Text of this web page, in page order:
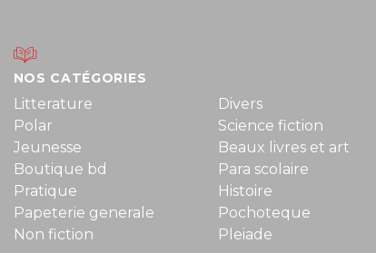
NOS CATÉGORIES
Litterature
Polar
Jeunesse
Boutique bd
Pratique
Papeterie generale
Non fiction
Divers
Science fiction
Beaux livres et art
Para scolaire
Histoire
Pochoteque
Pleiade